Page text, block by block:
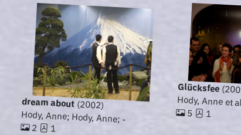
dream about(2002)
Hody, Anne; Hody, Anne; -
2 1
Glücksfee
Hody, Anne et al.
5 1